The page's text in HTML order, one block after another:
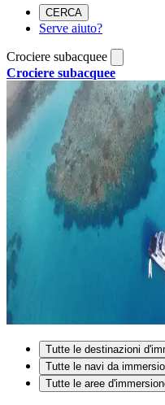
CERCA
Serve aiuto?
Crociere subacquee
Crociere subacquee
Tutte le destinazioni
Tutte le navi da
Tutte le aree